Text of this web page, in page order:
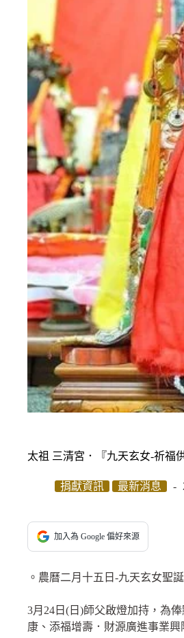
太祖 三清宮．『九天玄女-祈福供
捐獻資訊 最新消息
加入為 Google 偏好來源
。農曆二月十五日-九天玄女聖
3月24日(日)師父啟燈加持，為
康、添福增壽．財源廣進事業